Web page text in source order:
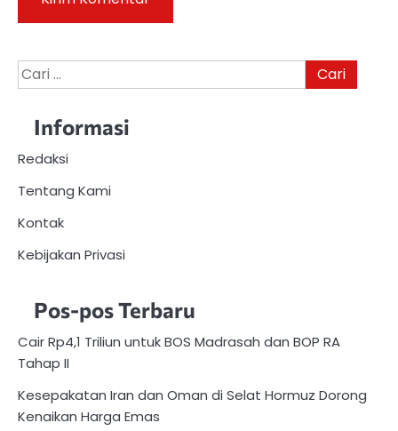
Cari
untuk:
Informasi
Redaksi
Tentang Kami
Kontak
Kebijakan Privasi
Pos-pos Terbaru
Cair Rp4,1 Triliun untuk BOS Madrasah dan BOP RA
Tahap II
Kesepakatan Iran dan Oman di Selat Hormuz Dorong
Kenaikan Harga Emas